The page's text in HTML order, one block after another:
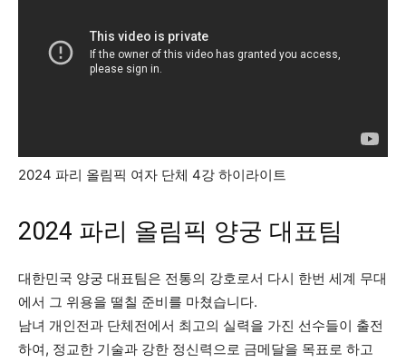
2024 파리 올림픽 여자 단체 4강 하이라이트
2024 파리 올림픽 양궁 대표팀
대한민국 양궁 대표팀은 전통의 강호로서 다시 한번 세계 무대
에서 그 위용을 떨칠 준비를 마쳤습니다.
남녀 개인전과 단체전에서 최고의 실력을 가진 선수들이 출전
하여, 정교한 기술과 강한 정신력으로 금메달을 목표로 하고